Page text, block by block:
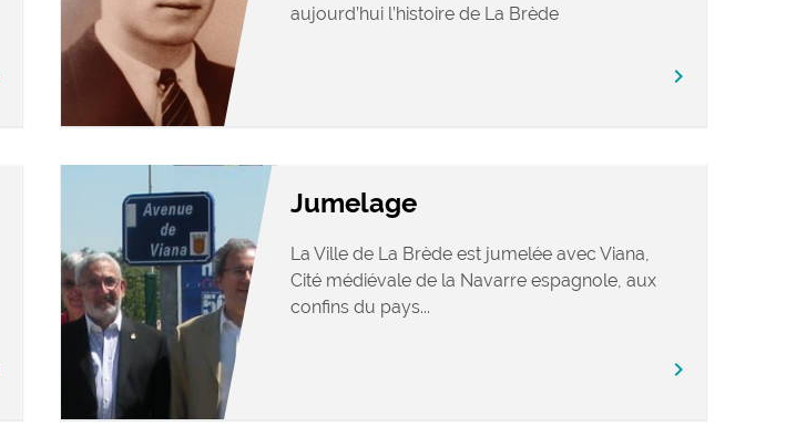
aujourd’hui l’histoire de La Brède
chevron_right
Jumelage
La Ville de La Brède est jumelée avec Viana,
Cité médiévale de la Navarre espagnole, aux
confins du pays...
chevron_right